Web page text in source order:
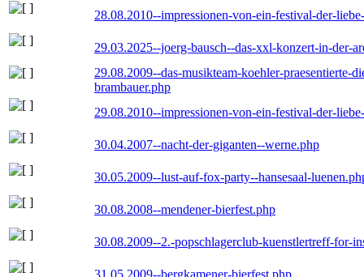
28.08.2010--impressionen-von-ein-festival-der-
29.03.2025--joerg-bausch--das-xxl-konzert-in-der-
29.08.2009--das-musikteam-koehler-praesentierte-
brambauer.php
29.08.2010--impressionen-von-ein-festival-der-
30.04.2007--nacht-der-giganten--werne.php
30.05.2009--lust-auf-fox-party--hansesaal-
30.08.2008--mendener-bierfest.php
30.08.2009--2.-popschlagerclub-kuenstlertreff-for-
31.05.2009--bergkamener-bierfest.php